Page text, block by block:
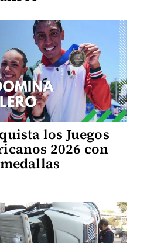
los Juegos
2026 con